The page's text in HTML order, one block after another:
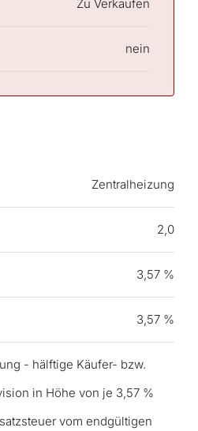
Zu Verkaufen
nein
Zentralheizung
2,0
3,57 %
3,57 %
- hälftige Käufer- bzw.
in Höhe von je 3,57 %
vom endgültigen